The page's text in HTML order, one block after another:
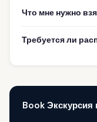
Что мне нужно
Требуется ли
Book